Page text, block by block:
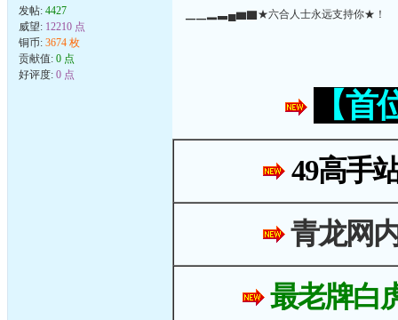
发帖: 4427
威望: 12210 点
铜币: 3674 枚
贡献值: 0 点
好评度: 0 点
▁▁▂▃▄▆▇★六合人士永远支持你★！
【
49高手
青龙网
最老牌白